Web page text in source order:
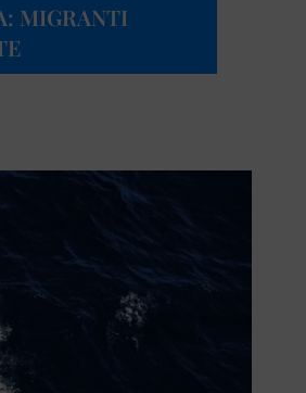
MIGRANTI